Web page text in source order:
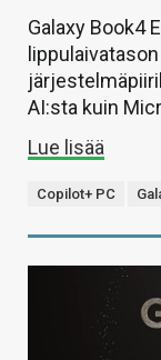
Galaxy Book4
AI:sta kuin
Lue lisää
Copilot+ PC